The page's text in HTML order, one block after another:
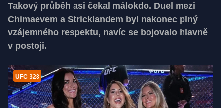
Takový průběh asi čekal málokdo. Duel mezi
Chimaevem a Stricklandem byl nakonec plný
vzájemného respektu, navíc se bojovalo hlavně
v postoji.
UFC 328